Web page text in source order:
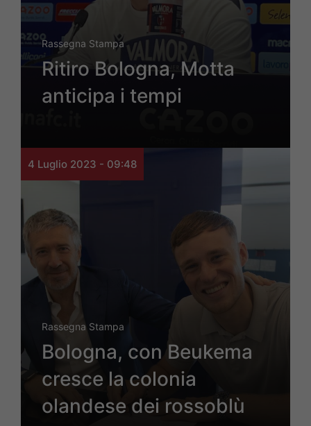
Rassegna Stampa
Ritiro Bologna, Motta
anticipa i tempi
4 Luglio 2023 - 09:48
Rassegna Stampa
Bologna, con Beukema
cresce la colonia
olandese dei rossoblù